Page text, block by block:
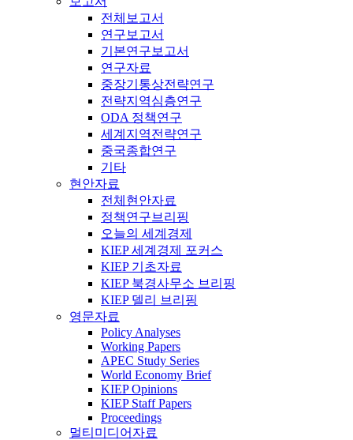
전체보고서
연구보고서
기본연구보고서
연구자료
중장기통상전략연구
전략지역심층연구
ODA 정책연구
세계지역전략연구
중국종합연구
기타
현안자료
전체현안자료
정책연구브리핑
오늘의 세계경제
KIEP 세계경제 포커스
KIEP 기초자료
KIEP 북경사무소 브리핑
KIEP 델리 브리핑
영문자료
Policy Analyses
Working Papers
APEC Study Series
World Economy Brief
KIEP Opinions
KIEP Staff Papers
Proceedings
멀티미디어자료